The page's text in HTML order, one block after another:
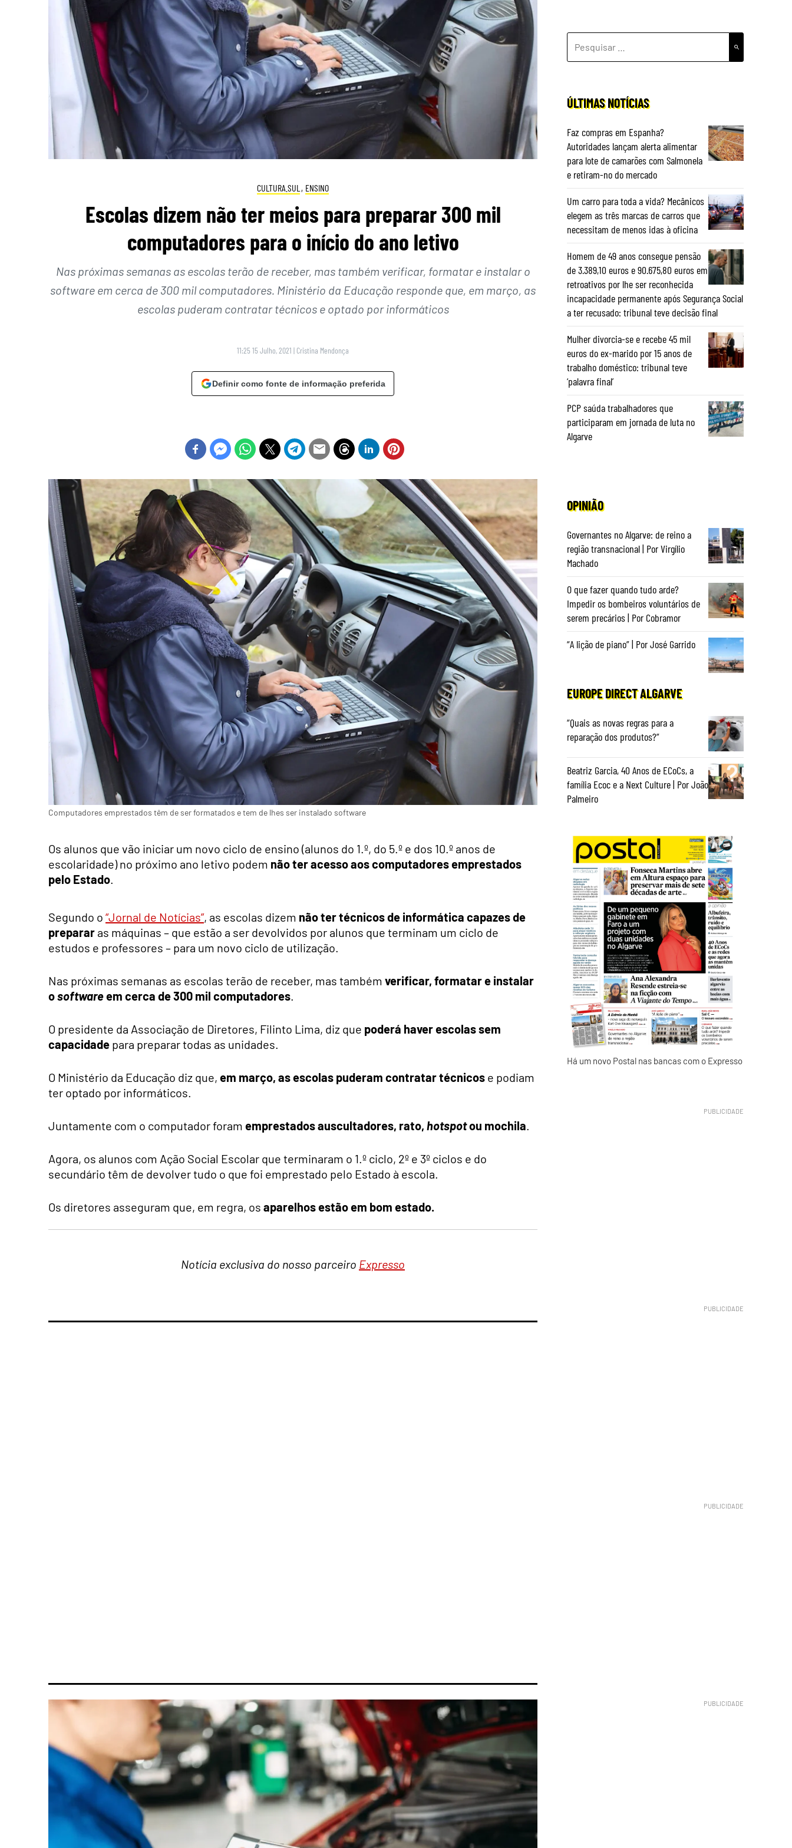
CULTURA.SUL , ENSINO
Escolas dizem não ter meios para preparar 300 mil
computadores para o início do ano letivo
Nas próximas semanas as escolas terão de receber, mas também verificar, formatar e instalar o
software em cerca de 300 mil computadores. Ministério da Educação responde que, em março, as
escolas puderam contratar técnicos e optado por informáticos
11:25 15 Julho, 2021 | Cristina Mendonça
Definir como fonte de informação preferida
Computadores emprestados têm de ser formatados e tem de lhes ser instalado software
Os alunos que vão iniciar um novo ciclo de ensino (alunos do 1.º, do 5.º e dos 10.º anos de
escolaridade) no próximo ano letivo podem não ter acesso aos computadores emprestados
pelo Estado.
Segundo o “Jornal de Notícias”, as escolas dizem não ter técnicos de informática capazes de
preparar as máquinas – que estão a ser devolvidos por alunos que terminam um ciclo de
estudos e professores – para um novo ciclo de utilização.
Nas próximas semanas as escolas terão de receber, mas também verificar, formatar e instalar
osoftwareem cerca de 300 mil computadores.
O presidente da Associação de Diretores, Filinto Lima, diz que poderá haver escolas sem
capacidade para preparar todas as unidades.
O Ministério da Educação diz que, em março, as escolas puderam contratar técnicos e podiam
ter optado por informáticos.
Juntamente com o computador foram emprestados auscultadores, rato, hotspotou mochila.
Agora, os alunos com Ação Social Escolar que terminaram o 1.º ciclo, 2º e 3º ciclos e do
secundário têm de devolver tudo o que foi emprestado pelo Estado à escola.
Os diretores asseguram que, em regra, os aparelhos estão em bom estado.
Notícia exclusiva do nosso parceiro Expresso
POR:
ÚLTIMAS NOTÍCIAS
Faz compras em Espanha?
Autoridades lançam alerta alimentar
para lote de camarões com Salmonela
e retiram-no do mercado
Um carro para toda a vida? Mecânicos
elegem as três marcas de carros que
necessitam de menos idas à oficina
Homem de 49 anos consegue pensão
de 3.389,10 euros e 90.675,80 euros em
retroativos por lhe ser reconhecida
incapacidade permanente após Segurança Social
a ter recusado: tribunal teve decisão final
Mulher divorcia-se e recebe 45 mil
euros do ex-marido por 15 anos de
trabalho doméstico: tribunal teve
‘palavra final’
PCP saúda trabalhadores que
participaram em jornada de luta no
Algarve
OPINIÃO
Governantes no Algarve: de reino a
região transnacional | Por Virgílio
Machado
O que fazer quando tudo arde?
Impedir os bombeiros voluntários de
serem precários | Por Cobramor
“A lição de piano” | Por José Garrido
EUROPE DIRECT ALGARVE
“Quais as novas regras para a
reparação dos produtos?”
Beatriz Garcia, 40 Anos de ECoCs, a
família Ecoc e a Next Culture | Por João
Palmeiro
Há um novo Postal nas bancas com o Expresso